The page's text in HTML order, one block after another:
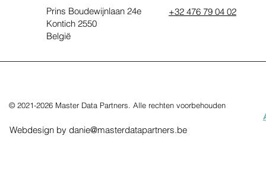
Prins Boudewijnlaan 24e
Kontich 2550
België
+32 476 79 04 02
© 2021-2026 Master Data Partners. Alle rechten voorbehouden
Webdesign by danie@masterdatapartners.be